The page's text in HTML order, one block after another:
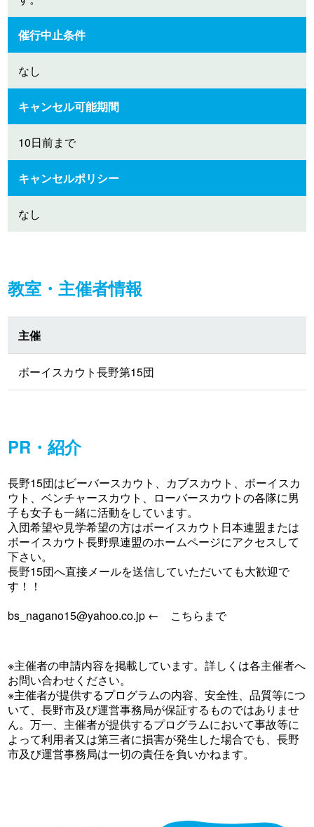
催行中止条件
なし
キャンセル可能期間
10日前まで
キャンセルポリシー
なし
教室・主催者情報
主催
ボーイスカウト長野第15団
PR・紹介
長野15団はビーバースカウト、カブスカウト、ボーイスカ
ウト、ベンチャースカウト、ローバースカウトの各隊に男
子も女子も一緒に活動をしています。
入団希望や見学希望の方はボーイスカウト日本連盟または
ボーイスカウト長野県連盟のホームページにアクセスして
下さい。
長野15団へ直接メールを送信していただいても大歓迎で
す！！
bs_nagano15@yahoo.co.jp ← こちらまで
※主催者の申請内容を掲載しています。詳しくは各主催者へ
お問い合わせください。
※主催者が提供するプログラムの内容、安全性、品質等につ
いて、長野市及び運営事務局が保証するものではありませ
ん。万一、主催者が提供するプログラムにおいて事故等に
よって利用者又は第三者に損害が発生した場合でも、長野
市及び運営事務局は一切の責任を負いかねます。